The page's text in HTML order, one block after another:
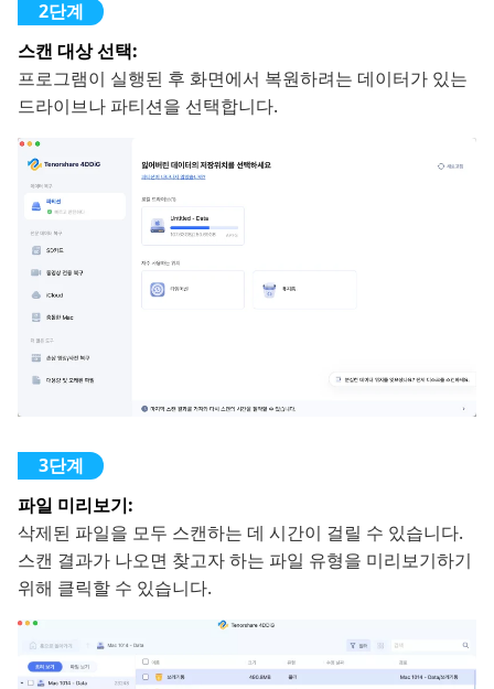
스캔 대상 선택:
프로그램이 실행된 후 화면에서 복원하려는 데이터가 있는
드라이브나 파티션을 선택합니다.
파일 미리보기:
삭제된 파일을 모두 스캔하는 데 시간이 걸릴 수 있습니다.
스캔 결과가 나오면 찾고자 하는 파일 유형을 미리보기하기
위해 클릭할 수 있습니다.